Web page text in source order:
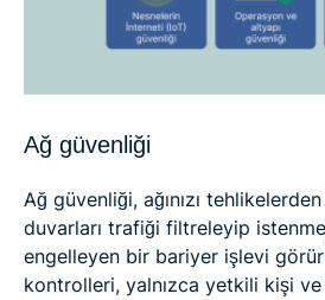
Ağ güvenliği
Ağ güvenliği, ağınızı
duvarları trafiği filtreleyip
engelleyen bir bariyer işlevi
kontrolleri, yalnızca yetkili kişi ve